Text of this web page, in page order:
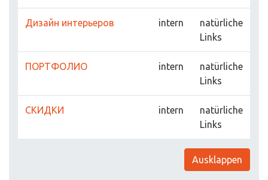
Дизайн интерьеров intern
natürliche
Links
ПОРТФОЛИО intern
natürliche
Links
СКИДКИ intern
natürliche
Links
Ausklappen